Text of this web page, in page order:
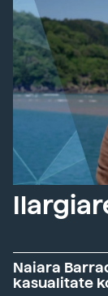
Naiara
kasualitate